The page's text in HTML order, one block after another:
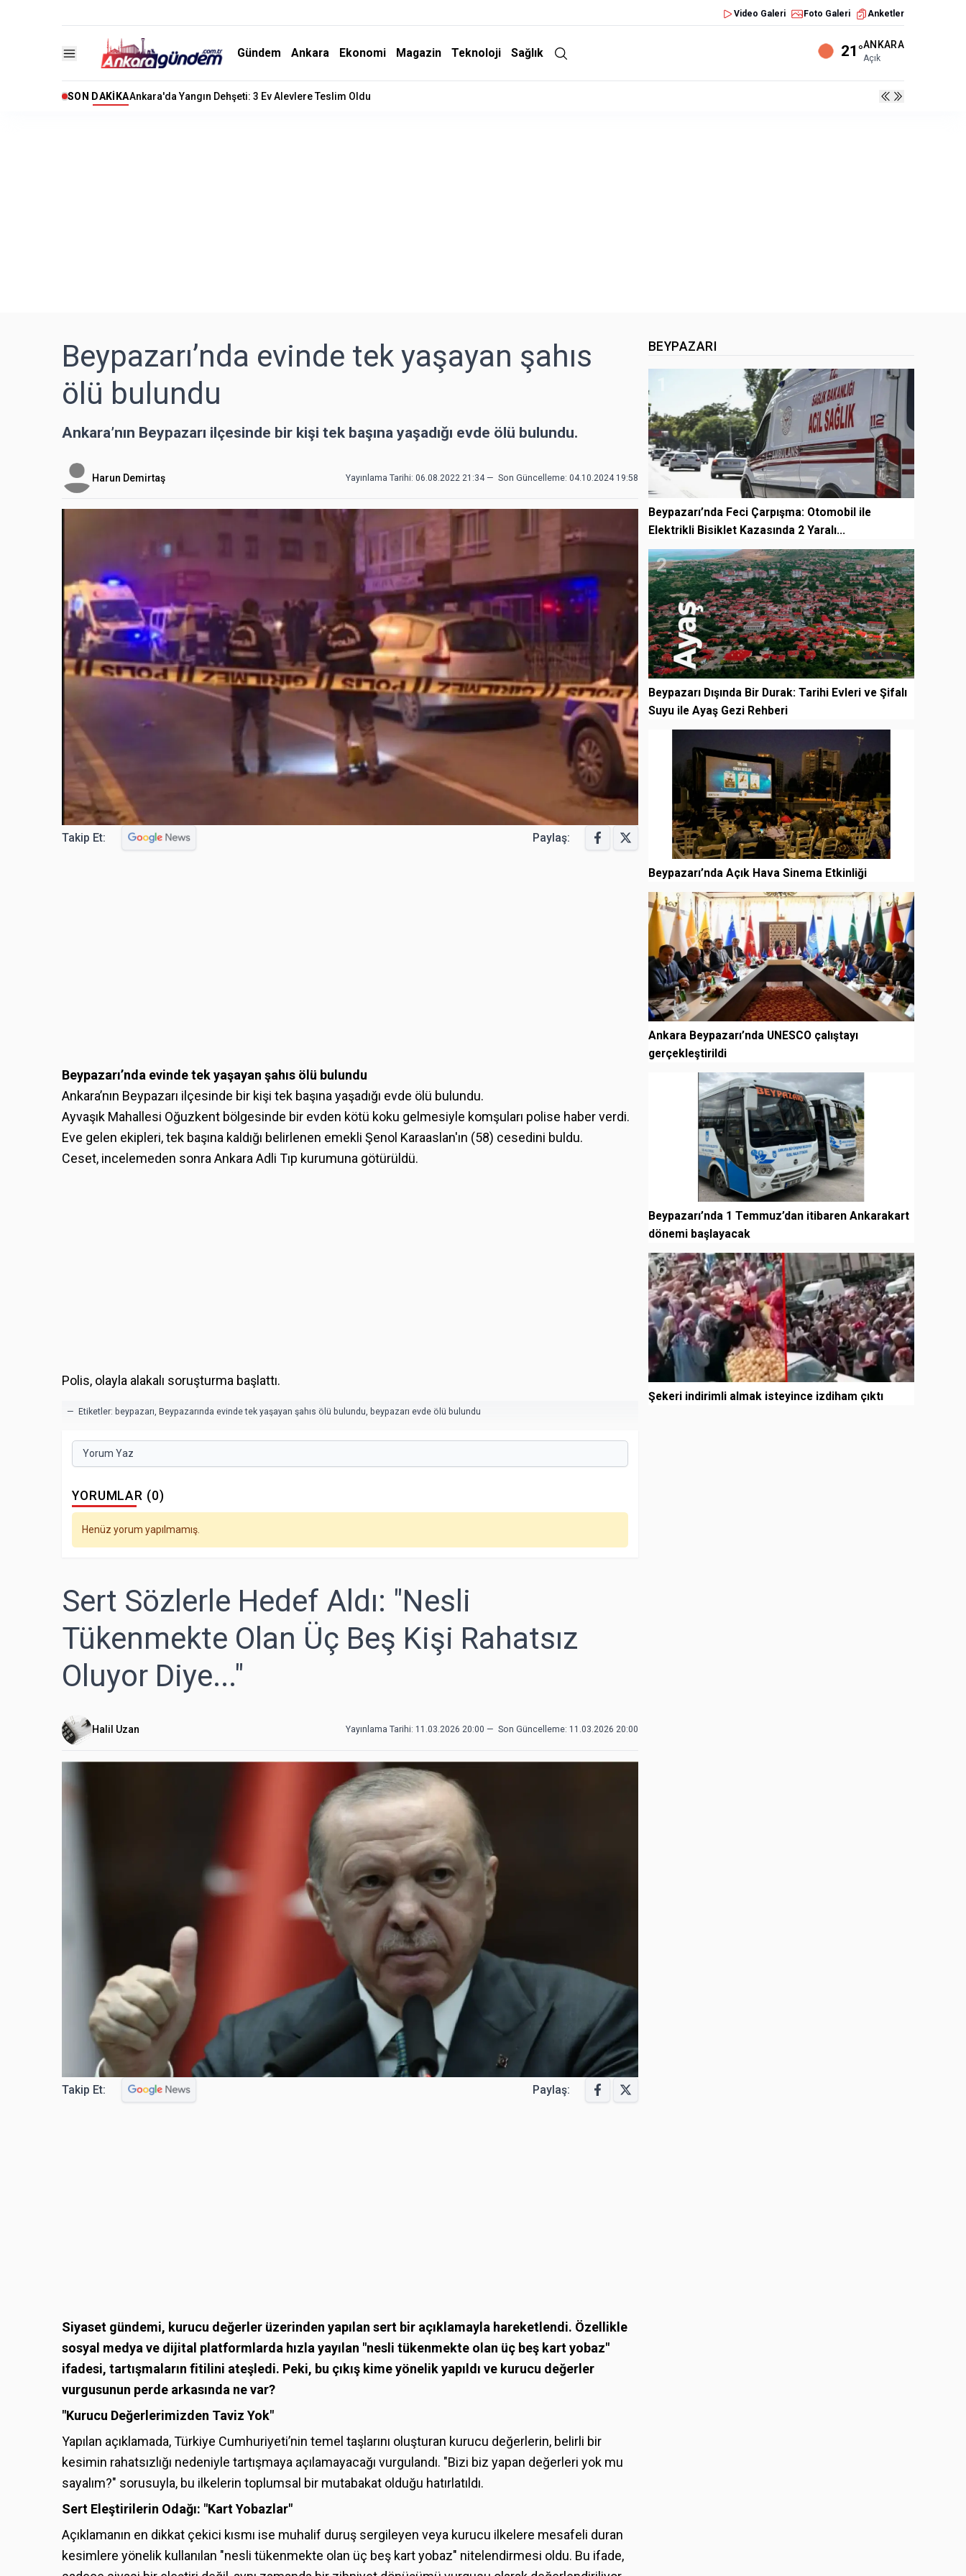
Video Galeri Foto Galeri Anketler
Gündem Ankara Ekonomi Magazin Teknoloji Sağlık 21°ANKARA
Açık
SON DAKIKAAnkara'da Yangın Dehşeti: 3 Ev Alevlere Teslim Oldu
Beypazarı’nda evinde tek yaşayan şahıs
ölü bulundu
Ankara’nın Beypazarı ilçesinde bir kişi tek başına yaşadığı evde ölü bulundu.
Harun Demirtaş Yayınlama Tarihi: 06.08.2022 21:34 — Son Güncelleme: 04.10.2024 19:58
Takip Et: Paylaş:
Beypazarı’nda evinde tek yaşayan şahıs ölü bulundu
Ankara’nın Beypazarı ilçesinde bir kişi tek başına yaşadığı evde ölü bulundu.
Ayvaşık Mahallesi Oğuzkent bölgesinde bir evden kötü koku gelmesiyle komşuları polise haber verdi.
Eve gelen ekipleri, tek başına kaldığı belirlenen emekli Şenol Karaaslan'ın (58) cesedini buldu.
Ceset, incelemeden sonra Ankara Adli Tıp kurumuna götürüldü.
Polis, olayla alakalı soruşturma başlattı.
— Etiketler: beypazarı Beypazarında evinde tek yaşayan şahıs ölü bulundu beypazarı evde ölü bulundu
Yorum Yaz
YORUMLAR (0)
Henüz yorum yapılmamış.
Sert Sözlerle Hedef Aldı: "Nesli
Tükenmekte Olan Üç Beş Kişi Rahatsız
Oluyor Diye..."
Halil Uzan Yayınlama Tarihi: 11.03.2026 20:00 — Son Güncelleme: 11.03.2026 20:00
Takip Et: Paylaş:
Siyaset gündemi, kurucu değerler üzerinden yapılan sert bir açıklamayla hareketlendi. Özellikle
sosyal medya ve dijital platformlarda hızla yayılan "nesli tükenmekte olan üç beş kart yobaz"
ifadesi, tartışmaların fitilini ateşledi. Peki, bu çıkış kime yönelik yapıldı ve kurucu değerler
vurgusunun perde arkasında ne var?
"Kurucu Değerlerimizden Taviz Yok"
Yapılan açıklamada, Türkiye Cumhuriyeti’nin temel taşlarını oluşturan kurucu değerlerin, belirli bir
kesimin rahatsızlığı nedeniyle tartışmaya açılamayacağı vurgulandı. "Bizi biz yapan değerleri yok mu
sayalım?" sorusuyla, bu ilkelerin toplumsal bir mutabakat olduğu hatırlatıldı.
Sert Eleştirilerin Odağı: "Kart Yobazlar"
Açıklamanın en dikkat çekici kısmı ise muhalif duruş sergileyen veya kurucu ilkelere mesafeli duran
kesimlere yönelik kullanılan "nesli tükenmekte olan üç beş kart yobaz" nitelendirmesi oldu. Bu ifade,
BEYPAZARI
Beypazarı’nda Feci Çarpışma: Otomobil ile
Elektrikli Bisiklet Kazasında 2 Yaralı...
2
Beypazarı Dışında Bir Durak: Tarihi Evleri ve Şifalı
Suyu ile Ayaş Gezi Rehberi
Beypazarı’nda Açık Hava Sinema Etkinliği
4
Ankara Beypazarı’nda UNESCO çalıştayı
gerçekleştirildi
Beypazarı’nda 1 Temmuz’dan itibaren Ankarakart
dönemi başlayacak
6
Şekeri indirimli almak isteyince izdiham çıktı